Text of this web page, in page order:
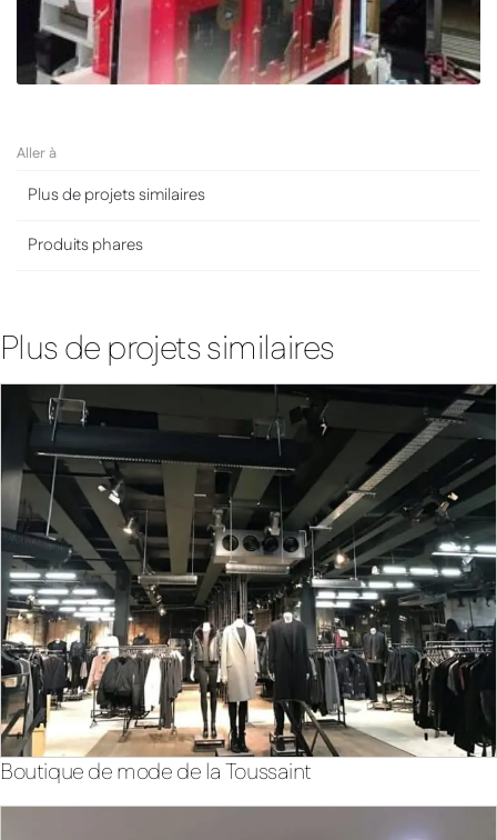
Aller à
Plus de projets similaires
Produits phares
Plus de projets similaires
Boutique de mode de la Toussaint